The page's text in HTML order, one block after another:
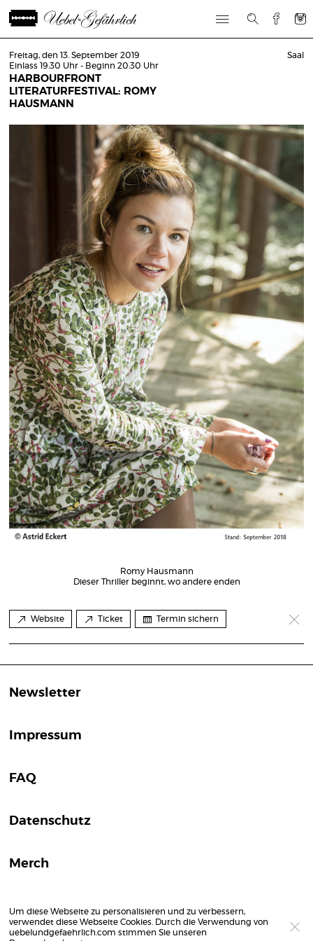
Freitag, den 13. September 2019
Einlass 19:30 Uhr - Beginn 20:30 Uhr
HARBOURFRONT
LITERATURFESTIVAL: ROMY
HAUSMANN
Saal
Romy Hausmann
Dieser Thriller beginnt, wo andere enden
Website Ticket Termin sichern
Newsletter
Impressum
FAQ
Datenschutz
Merch
Um diese Webseite zu personalisieren und zu verbessern,
verwendet diese Webseite Cookies. Durch die Verwendung von
uebelundgefaehrlich.com stimmen Sie unseren